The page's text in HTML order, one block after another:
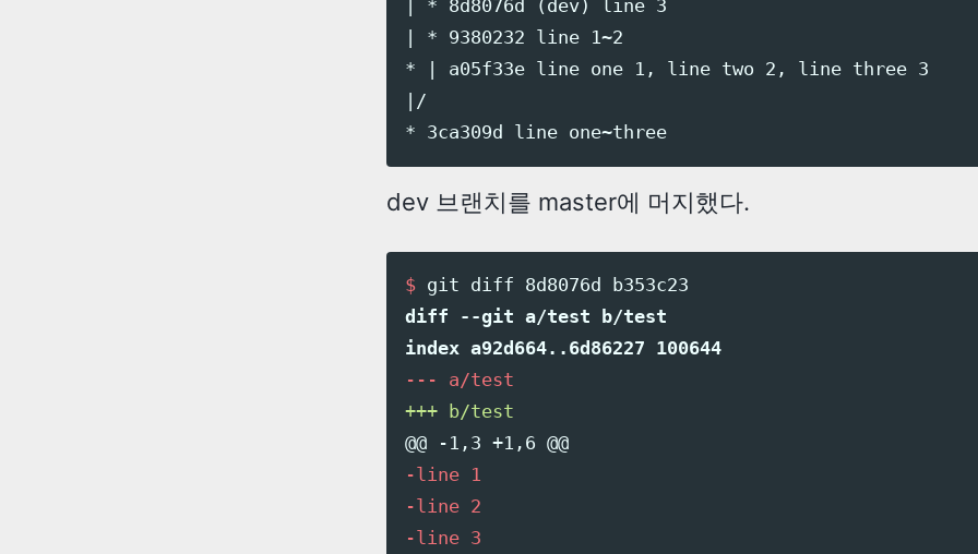
| * 8d8076d (dev) line 3
| * 9380232 line 1~2
* | a05f33e line one 1, line two 2, line three 3
|/
* 3ca309d line one~three
dev 브랜치를 master에 머지했다.
$
diff --git a/test b/test
index a92d664..6d86227 100644
@@ -1,3 +1,6 @@
-line 1
-line 2